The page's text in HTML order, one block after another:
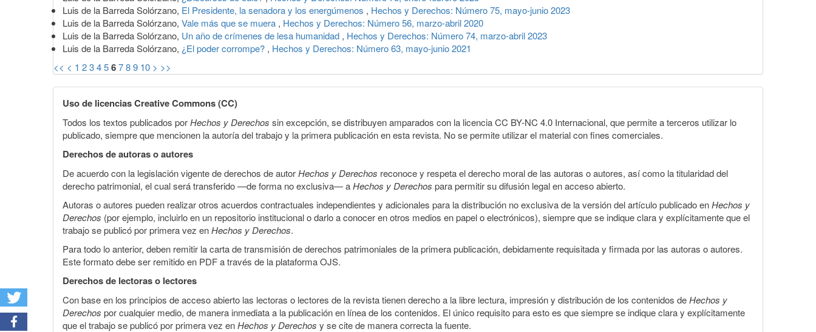
Luis de la Barreda Solórzano, El Presidente, la senadora y los energúmenos , Hechos y Derechos: Número 75, mayo-junio 2023
Luis de la Barreda Solórzano, Vale más que se muera , Hechos y Derechos: Número 56, marzo-abril 2020
Luis de la Barreda Solórzano, Un año de crímenes de lesa humanidad , Hechos y Derechos: Número 74, marzo-abril 2023
Luis de la Barreda Solórzano, ¿El poder corrompe? , Hechos y Derechos: Número 63, mayo-junio 2021
<< < 1 23456789 10 > >>
Uso de licencias Creative Commons (CC)
Todos los textos publicados porHechos y Derechos sin excepción, se distribuyen amparados con la licencia CC BY-NC 4.0 Internacional, que permite a terceros utilizar lo
publicado, siempre que mencionen la autoría del trabajo y la primera publicación en esta revista. No se permite utilizar el material con fines comerciales.
Derechos de autoras o autores
De acuerdo con la legislación vigente de derechos de autorHechos y Derechos reconoce y respeta el derecho moral de las autoras o autores, así como la titularidad del
derecho patrimonial, el cual será transferido —de forma no exclusiva— aHechos y Derechos para permitir su difusión legal en acceso abierto.
Autoras o autores pueden realizar otros acuerdos contractuales independientes y adicionales para la distribución no exclusiva de la versión del artículo publicado enHechos y
Derechos (por ejemplo, incluirlo en un repositorio institucional o darlo a conocer en otros medios en papel o electrónicos), siempre que se indique clara y explícitamente que el
trabajo se publicó por primera vez enHechos y Derechos.
Para todo lo anterior, deben remitir la carta de transmisión de derechos patrimoniales de la primera publicación, debidamente requisitada y firmada por las autoras o autores.
Este formato debe ser remitido en PDF a través de la plataforma OJS.
Derechos de lectoras o lectores
Con base en los principios de acceso abierto las lectoras o lectores de la revista tienen derecho a la libre lectura, impresión y distribución de los contenidos deHechos y
Derechos por cualquier medio, de manera inmediata a la publicación en línea de los contenidos. El único requisito para esto es que siempre se indique clara y explícitamente
que el trabajo se publicó por primera vez enHechos y Derechos y se cite de manera correcta la fuente.